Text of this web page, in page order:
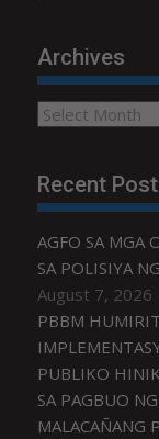
Archives
Archives
Recent Post
AGFO SA MGA
SA POLISIYA
August 7, 2026
PBBM
PUBLIKO
SA PAGBUO
MALACAÑANG